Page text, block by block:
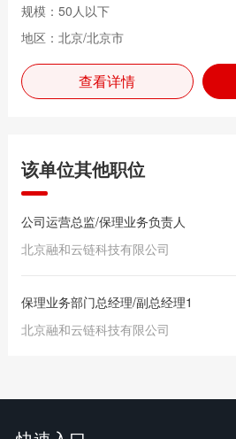
规模：50人以下
地区： 北京/北京市
查看详情
该单位其他职位
公司运营总监/保理业务负责人
北京融和云链科技有限公司
保理业务部门总经理/副总经理1
北京融和云链科技有限公司